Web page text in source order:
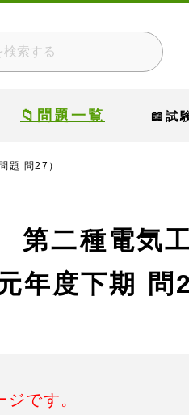
📁問題一覧 📖試
題 問27）
第二種電気
年度下期
問
です。